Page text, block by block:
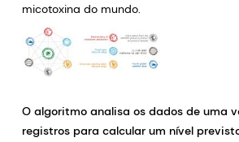
micotoxina do mundo.
O algoritmo analisa os dados de uma
registros para calcular um nível